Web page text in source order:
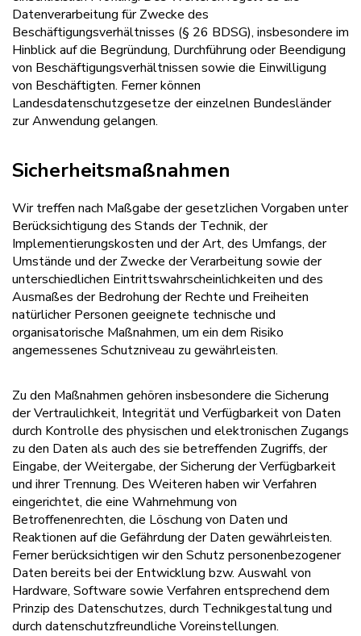
Datenverarbeitung für Zwecke des
Beschäftigungsverhältnisses (§ 26 BDSG), insbesondere im
Hinblick auf die Begründung, Durchführung oder Beendigung
von Beschäftigungsverhältnissen sowie die Einwilligung
von Beschäftigten. Ferner können
Landesdatenschutzgesetze der einzelnen Bundesländer
zur Anwendung gelangen.
Sicherheitsmaßnahmen
Wir treffen nach Maßgabe der gesetzlichen Vorgaben unter
Berücksichtigung des Stands der Technik, der
Implementierungskosten und der Art, des Umfangs, der
Umstände und der Zwecke der Verarbeitung sowie der
unterschiedlichen Eintrittswahrscheinlichkeiten und des
Ausmaßes der Bedrohung der Rechte und Freiheiten
natürlicher Personen geeignete technische und
organisatorische Maßnahmen, um ein dem Risiko
angemessenes Schutzniveau zu gewährleisten.
Zu den Maßnahmen gehören insbesondere die Sicherung
der Vertraulichkeit, Integrität und Verfügbarkeit von Daten
durch Kontrolle des physischen und elektronischen Zugangs
zu den Daten als auch des sie betreffenden Zugriffs, der
Eingabe, der Weitergabe, der Sicherung der Verfügbarkeit
und ihrer Trennung. Des Weiteren haben wir Verfahren
eingerichtet, die eine Wahrnehmung von
Betroffenenrechten, die Löschung von Daten und
Reaktionen auf die Gefährdung der Daten gewährleisten.
Ferner berücksichtigen wir den Schutz personenbezogener
Daten bereits bei der Entwicklung bzw. Auswahl von
Hardware, Software sowie Verfahren entsprechend dem
Prinzip des Datenschutzes, durch Technikgestaltung und
durch datenschutzfreundliche Voreinstellungen.